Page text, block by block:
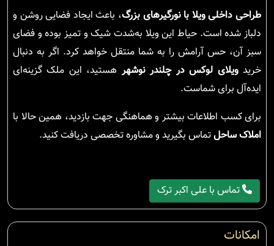
طراحی داخلی ویلا با نورگیرهای بزرگ، باعث ایجاد فضایی روشن و
دلباز شده است. حیاط این ویلا به‌شدت شیک و تمیز بوده و فضای
سبز آن، حس آرامش را به شما منتقل خواهد کرد. اگر به دنبال
خریدویلای لوکس در چلندر نوشهر هستید، این ملک گزینه‌ای
ایده‌آل برای شماست.
برای کسب اطلاعات بیشتر و هماهنگی جهت بازدید، همین حالا با
املاک ساحلتماس بگیرید و مشاوره تخصصی دریافت کنید.
تماس با علی اکبر ترک
امکانات